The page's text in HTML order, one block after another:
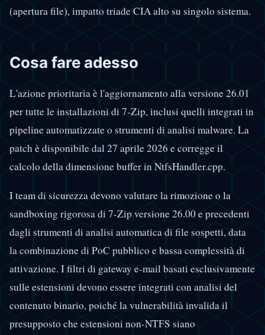
(apertura file), impatto triade CIA alto su singolo sistema.
Cosa fare adesso
L'azione prioritaria è l'aggiornamento alla versione 26.01
per tutte le installazioni di 7-Zip, inclusi quelli integrati in
pipeline automatizzate o strumenti di analisi malware. La
patch è disponibile dal 27 aprile 2026 e corregge il
calcolo della dimensione buffer in NtfsHandler.cpp.
I team di sicurezza devono valutare la rimozione o la
sandboxing rigorosa di 7-Zip versione 26.00 e precedenti
dagli strumenti di analisi automatica di file sospetti, data
la combinazione di PoC pubblico e bassa complessità di
attivazione. I filtri di gateway e-mail basati esclusivamente
sulle estensioni devono essere integrati con analisi del
contenuto binario, poiché la vulnerabilità invalida il
presupposto che estensioni non-NTFS siano